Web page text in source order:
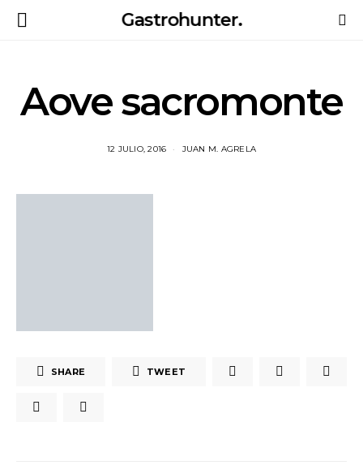
Gastrohunter.
Aove sacromonte
12 JULIO, 2016 JUAN M. AGRELA
SHARE TWEET